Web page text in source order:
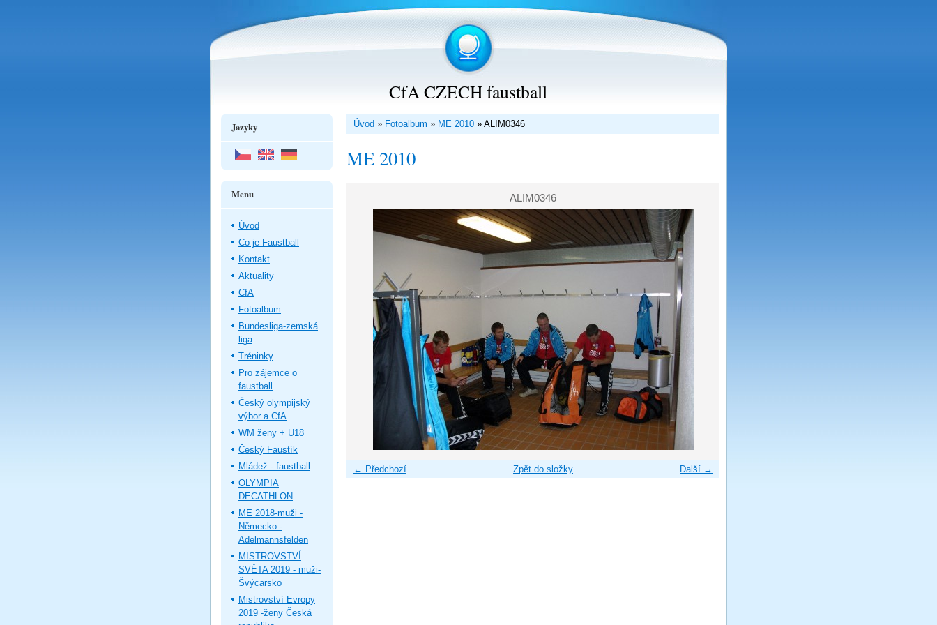
CfA CZECH faustball
Úvod » Fotoalbum » ME 2010 » ALIM0346
ME 2010
ALIM0346
← Předchozí Další →
Zpět do složky
Jazyky
Menu
Úvod
Co je Faustball
Kontakt
Aktuality
CfA
Fotoalbum
Bundesliga-zemská
liga
Tréninky
Pro zájemce o
faustball
Český olympijský
výbor a CfA
WM ženy + U18
Český Faustík
Mládež - faustball
OLYMPIA
DECATHLON
ME 2018-muži -
Německo -
Adelmannsfelden
MISTROVSTVÍ
SVĚTA 2019 - muži-
Švýcarsko
Mistrovství Evropy
2019 -ženy Česká